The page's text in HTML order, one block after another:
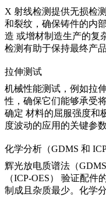
X 射线检测提供无损检
和裂纹，确保铸件的内
造 或增材制造生产的复
检测有助于保持最终产
拉伸测试
机械性能测试 ，例如拉
性，确保它们能够承受
确定 材料的屈服强度和
度波动的应用的关键参数
化学分析（GDMS 和
辉光放电质谱法（GDMS
（ICP-OES）
验证配件
制成且杂质最少。化学